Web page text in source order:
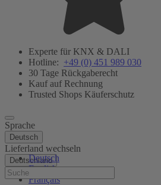
Experte für KNX & DALI
Hotline: +49 (0) 451 989 030
30 Tage Rückgaberecht
Kauf auf Rechnung
Trusted Shops Käuferschutz
Sprache
Deutsch
Deutsch
English
Français
Lieferland wechseln
Deutschland
Hilfe